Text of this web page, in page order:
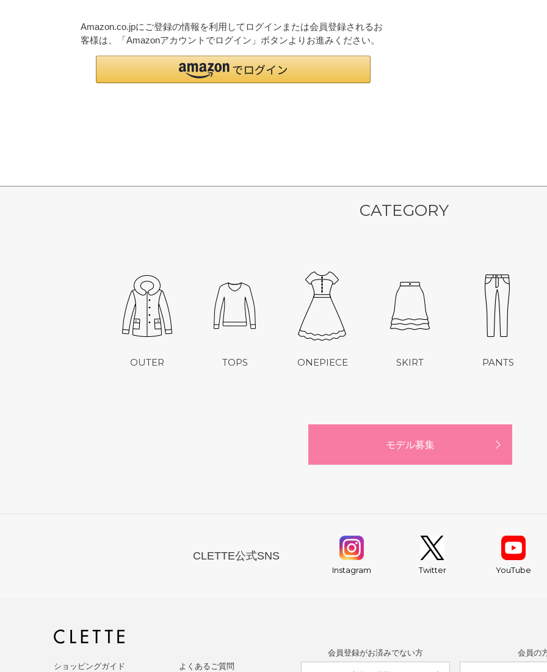
Amazon.co.jpにご登録の情報を利用してログインまたは会員登録されるお
客様は、「Amazonアカウントでログイン」ボタンよりお進みください。
CATEGORY
OUTER TOPS ONEPIECE SKIRT PANTS
モデル募集
CLETTE公式SNS
Instagram Twitter YouTube
会員登録がお済みでない方 会員の
ショッピングガイド よくあるご質問